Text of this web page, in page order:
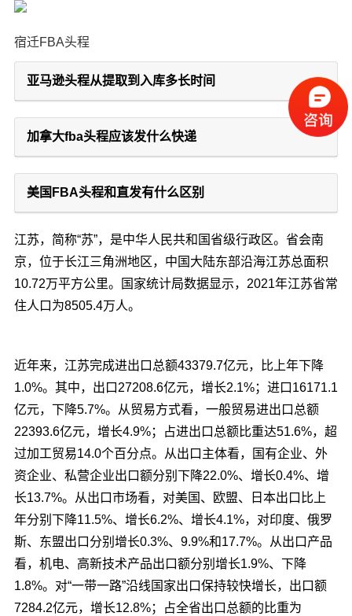
宿迁FBA头程
亚马逊头程从提取到入库多长时间
加拿大fba头程应该发什么快递
美国FBA头程和直发有什么区别
江苏，简称“苏”，是中华人民共和国省级行政区。省会南
京，位于长江三角洲地区，中国大陆东部沿海江苏总面积
10.72万平方公里。国家统计局数据显示，2021年江苏省常
住人口为8505.4万人。
近年来，江苏完成进出口总额43379.7亿元，比上年下降
1.0%。其中，出口27208.6亿元，增长2.1%；进口16171.1
亿元，下降5.7%。从贸易方式看，一般贸易进出口总额
22393.6亿元，增长4.9%；占进出口总额比重达51.6%，超
过加工贸易14.0个百分点。从出口主体看，国有企业、外
资企业、私营企业出口额分别下降22.0%、增长0.4%、增
长13.7%。从出口市场看，对美国、欧盟、日本出口比上
年分别下降11.5%、增长6.2%、增长4.1%，对印度、俄罗
斯、东盟出口分别增长0.3%、9.9%和17.7%。从出口产品
看，机电、高新技术产品出口额分别增长1.9%、下降
1.8%。对“一带一路”沿线国家出口保持较快增长，出口额
7284.2亿元，增长12.8%；占全省出口总额的比重为